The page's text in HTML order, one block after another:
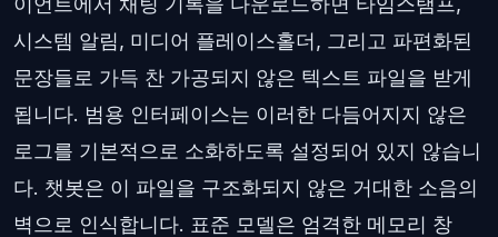
시스템 알림, 미디어 플레이스홀더, 그리고 파편화된
문장들로 가득 찬 가공되지 않은 텍스트 파일을 받게
됩니다. 범용 인터페이스는 이러한 다듬어지지 않은
로그를 기본적으로 소화하도록 설정되어 있지 않습니
다. 챗봇은 이 파일을 구조화되지 않은 거대한 소음의
벽으로 인식합니다. 표준 모델은 엄격한 메모리 창